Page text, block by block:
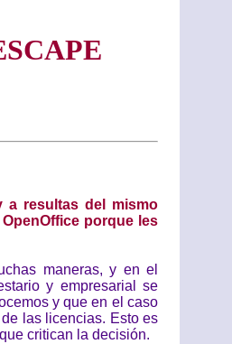
a resultas del mismo
porque les
maneras, y en el
y empresarial se
y que en el caso
las licencias. Esto es
critican la decisión.